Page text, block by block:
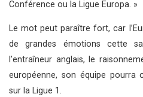
Conférence ou la Ligue Europa. »
Le mot peut paraître fort, car
de grandes émotions cette
l’entraîneur anglais, le
européenne, son équipe pourra
sur la Ligue 1.